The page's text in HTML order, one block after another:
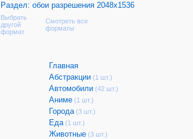
Раздел: обои разрешения 2048x1536
Выбрать
другой
формат
Смотреть все
форматы
Главная
Абстракции (1 шт.)
Автомобили (42 шт.)
Аниме (1 шт.)
Города (3 шт.)
Еда (1 шт.)
Животные (3 шт.)